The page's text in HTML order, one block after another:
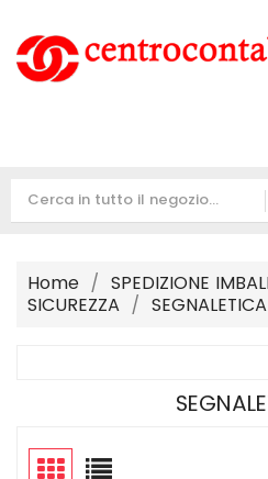
Home
SPEDIZIONE
SICUREZZA
SEGNALETICA